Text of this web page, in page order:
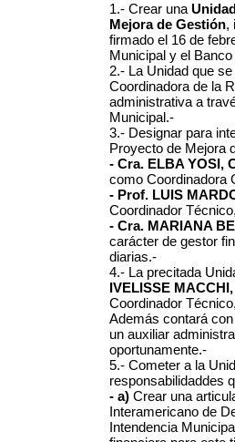
1.- Crear una
Mejora de Gestión,
firmado el 16 de
Municipal y el
2.- La Unidad que
Coordinadora de la
administrativa a
Municipal.-
3.- Designar para
Proyecto de Mejora
- Cra. ELBA YOSI,
como Coordinadora
- Prof. LUIS
Coordinador
- Cra. MARIANA
carácter de gestor
diarias.-
4.- La precitada
IVELISSE
Coordinador
Además contará
un auxiliar
oportunamente.-
5.- Cometer a la
responsabilidaddes
- a) Crear una
Interamericano de
Intendencia